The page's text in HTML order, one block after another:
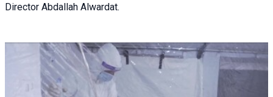
Director Abdallah Alwardat.